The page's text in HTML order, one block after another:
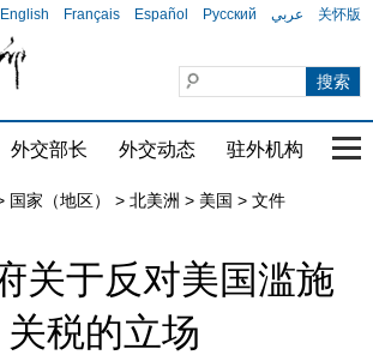
English Français Español Русский عربي 关怀版
外交部长 外交动态 驻外机构 国
国家（地区） > 北美洲 > 美国 > 文件
关于反对美国滥施
关税的立场